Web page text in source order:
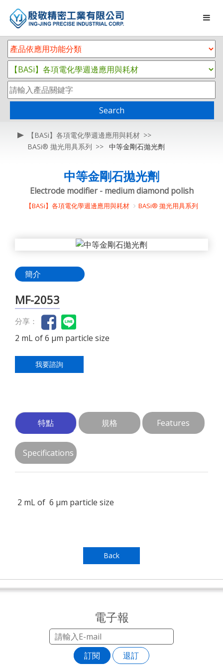
Search
【BASi】各項電化學週邊應用與耗材
BASi® 拋光用具系列
中等金剛石拋光劑
中等金剛石拋光劑
Electrode modifier - medium diamond polish
【BASi】各項電化學週邊應用與耗材 BASi® 拋光用具系列
簡介
MF-2053
分享：
2 mL of 6 µm particle size
我要諮詢
特點 規格 Features
Specifications
2 mL of 6 µm particle size
Back
電子報
訂閱 退訂